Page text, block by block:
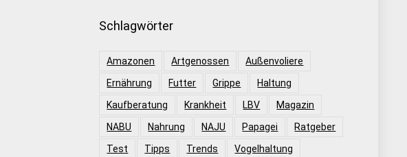
Schlagwörter
Amazonen Artgenossen
Außenvoliere
Ernährung
Futter Grippe
Haltung
Kaufberatung
Krankheit LBV
Magazin
NABU
Nahrung NAJU Papagei
Ratgeber
Test
Tipps Trends Vogelhaltung